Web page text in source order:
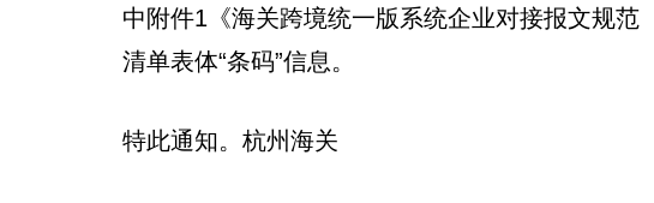
中附件1《海关跨境统一版系统企业对接报文规范
清单表体“条码”信息。
特此通知。杭州海关